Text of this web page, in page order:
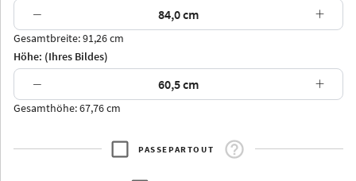
Arran Luzern
Thurgau
− +
Gesamtbreite: 91,26 cm
Höhe: (Ihres Bildes)
− +
Gesamthöhe: 67,76 cm
PASSEPARTOUT